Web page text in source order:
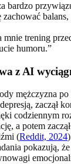
bardzo
balans,
mnie trening
humoru.”
z AI
mężczyzna
zaczął
codziennym
a potem
(Reddit, 2024
pokazują,